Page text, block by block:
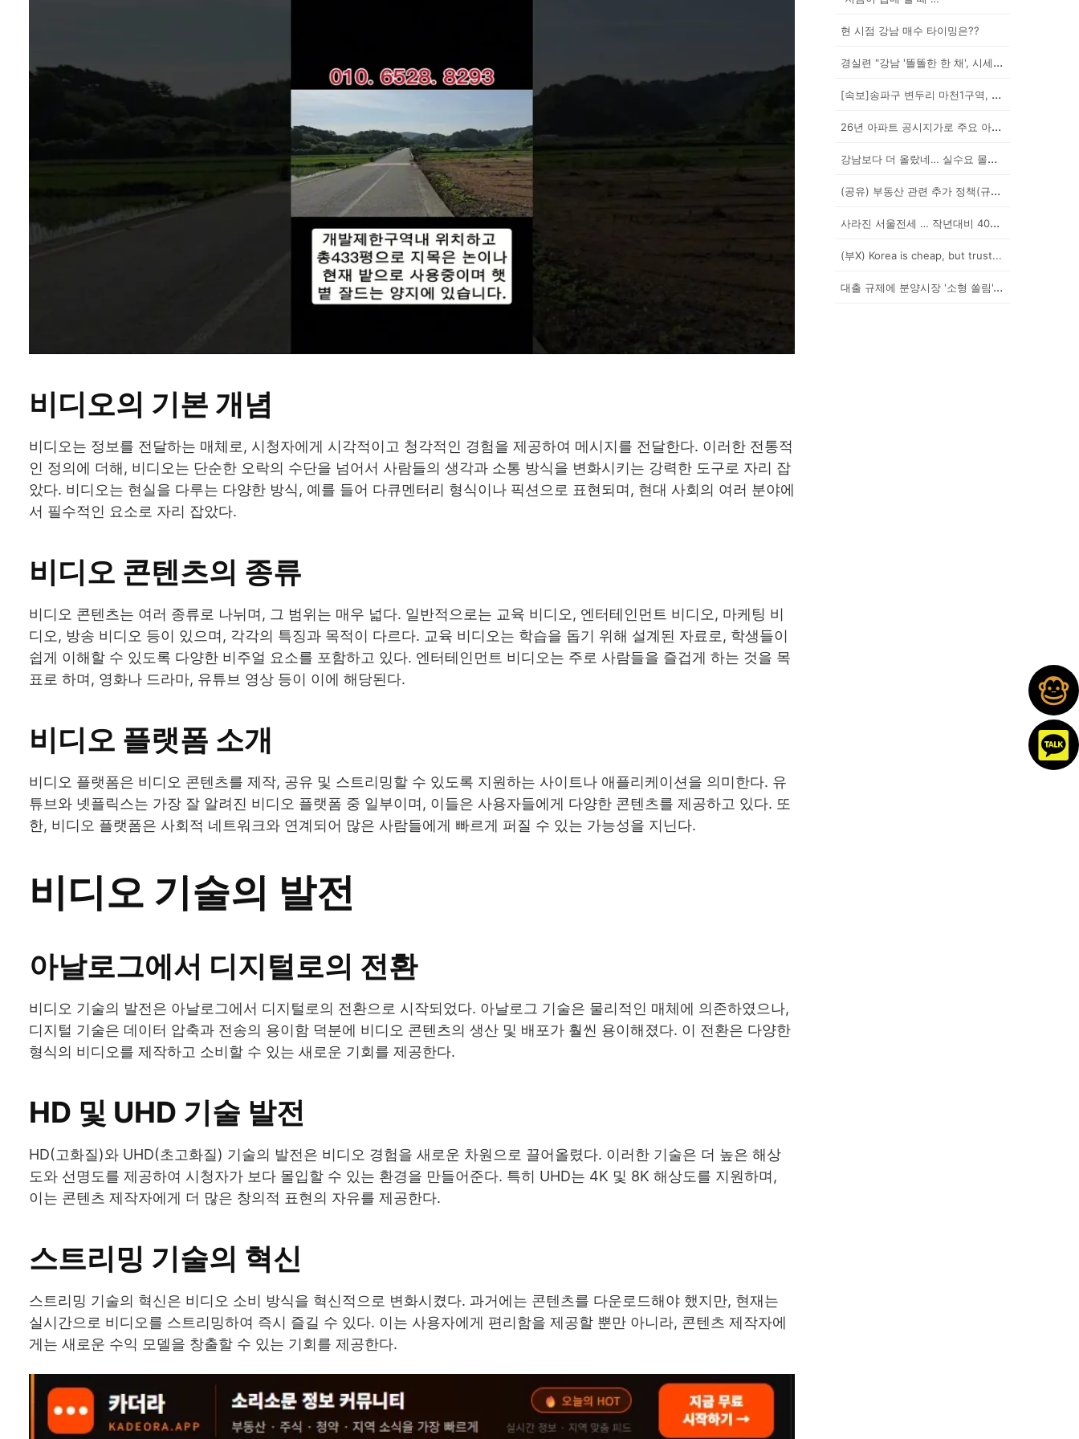
비디오의 기본 개념
비디오는 정보를 전달하는 매체로, 시청자에게 시각적이고 청각적인 경험을 제공하여 메시지를 전달한다. 이러한 전통적
인 정의에 더해, 비디오는 단순한 오락의 수단을 넘어서 사람들의 생각과 소통 방식을 변화시키는 강력한 도구로 자리 잡
았다. 비디오는 현실을 다루는 다양한 방식, 예를 들어 다큐멘터리 형식이나 픽션으로 표현되며, 현대 사회의 여러 분야에
서 필수적인 요소로 자리 잡았다.
비디오 콘텐츠의 종류
비디오 콘텐츠는 여러 종류로 나뉘며, 그 범위는 매우 넓다. 일반적으로는 교육 비디오, 엔터테인먼트 비디오, 마케팅 비
디오, 방송 비디오 등이 있으며, 각각의 특징과 목적이 다르다. 교육 비디오는 학습을 돕기 위해 설계된 자료로, 학생들이
쉽게 이해할 수 있도록 다양한 비주얼 요소를 포함하고 있다. 엔터테인먼트 비디오는 주로 사람들을 즐겁게 하는 것을 목
표로 하며, 영화나 드라마, 유튜브 영상 등이 이에 해당된다.
비디오 플랫폼 소개
비디오 플랫폼은 비디오 콘텐츠를 제작, 공유 및 스트리밍할 수 있도록 지원하는 사이트나 애플리케이션을 의미한다. 유
튜브와 넷플릭스는 가장 잘 알려진 비디오 플랫폼 중 일부이며, 이들은 사용자들에게 다양한 콘텐츠를 제공하고 있다. 또
한, 비디오 플랫폼은 사회적 네트워크와 연계되어 많은 사람들에게 빠르게 퍼질 수 있는 가능성을 지닌다.
비디오 기술의 발전
아날로그에서 디지털로의 전환
비디오 기술의 발전은 아날로그에서 디지털로의 전환으로 시작되었다. 아날로그 기술은 물리적인 매체에 의존하였으나,
디지털 기술은 데이터 압축과 전송의 용이함 덕분에 비디오 콘텐츠의 생산 및 배포가 훨씬 용이해졌다. 이 전환은 다양한
형식의 비디오를 제작하고 소비할 수 있는 새로운 기회를 제공한다.
HD 및 UHD 기술 발전
HD(고화질)와 UHD(초고화질) 기술의 발전은 비디오 경험을 새로운 차원으로 끌어올렸다. 이러한 기술은 더 높은 해상
도와 선명도를 제공하여 시청자가 보다 몰입할 수 있는 환경을 만들어준다. 특히 UHD는 4K 및 8K 해상도를 지원하며,
이는 콘텐츠 제작자에게 더 많은 창의적 표현의 자유를 제공한다.
스트리밍 기술의 혁신
스트리밍 기술의 혁신은 비디오 소비 방식을 혁신적으로 변화시켰다. 과거에는 콘텐츠를 다운로드해야 했지만, 현재는
실시간으로 비디오를 스트리밍하여 즉시 즐길 수 있다. 이는 사용자에게 편리함을 제공할 뿐만 아니라, 콘텐츠 제작자에
게는 새로운 수익 모델을 창출할 수 있는 기회를 제공한다.
현 시점 강남 매수 타이밍은??
경실련 "강남 '똘똘한 한 채', 시세 차익 102억인...
[속보]송파구 변두리 마천1구역, 49층 랜드마크로 날...
26년 아파트 공시지가로 주요 아파트 보유세 시뮬레이션...
강남보다 더 올랐네… 실수요 몰린 이곳은?
(공유) 부동산 관련 추가 정책(규제) 발표 예상됩니다...
사라진 서울전세 … 작년대비 40% '뚝'
(부X) Korea is cheap, but trust...
대출 규제에 분양시장 '소형 쏠림'…20평 이하 경쟁률...